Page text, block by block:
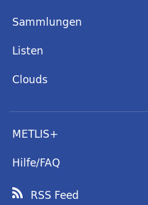
Sammlungen
Listen
Clouds
METLIS+
Hilfe/FAQ
RSS Feed